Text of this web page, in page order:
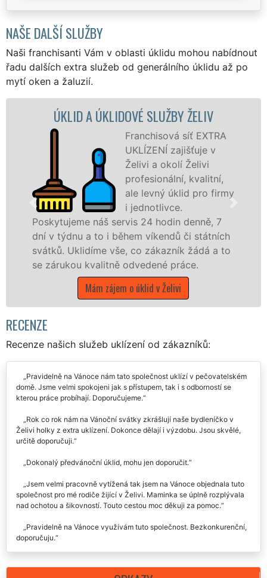
NAŠE DALŠÍ SLUŽBY
Naši franchisanti Vám v oblasti úklidu mohou nabídnout
řadu dalších extra služeb od generálního úklidu až po
mytí oken a žaluzií.
SLUŽBY ŽELIV
Franchisová síť EXTRA
UKLÍZENÍ zajišťuje v
Želivi a okolí Želivi
profesionální, kvalitní,
ale levný úklid pro firmy
i jednotlivce.
servis 24 hodin denně, 7
i během víkendů či státních
vše, co zákazník žádá a to
odvedené práce.
zájem o úklid v Želivi
ÚKLIDOVÁ
nabízíme pro
státní podniky,
kraji Vysočina
RECENZE
Recenze našich služeb uklízení od zákazníků:
Pravidelně na Vánoce nám tato společnost uklízí v pečovatelském
domě. Jsme velmi spokojeni jak s přístupem, tak i s odborností se
kterou práce probíhají. Doporučujeme.
Rok co rok nám na Vánoční svátky zkrášlují naše bydleníčko v
Želivi holky z extra uklízení. Dokonce dělají i výzdobu. Jsou skvělé,
určitě doporučuji.
Dokonalý předvánoční úklid, mohu jen doporučit.
Jsem velmi pracovně vytížená tak jsem na Vánoce objednala tuto
společnost pro mé rodiče žijící v Želivi. Maminka se úplně rozplývala
nad ochotou a šikovností. Touto cestou moc děkuji za pomoc.
Pravidelně na Vánoce využívám tuto společnost. Bezkonkurenční,
doporučuju.
voňavý, určitě všem doporučuju... 👍